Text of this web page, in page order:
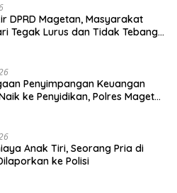
DPRD Magetan, Masyarakat
Tegak Lurus dan Tidak Tebang
Penyimpangan Keuangan
ke Penyidikan, Polres Magetan
Anak Tiri, Seorang Pria di
ke Polisi